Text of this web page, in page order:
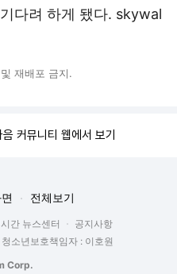
다려 하게 됐다. skywal
재배포 금지.
커뮤니티 웹에서 보기
전체보기
간 뉴스센터
공지사항
청소년보호책임자 : 이호원
Corp.